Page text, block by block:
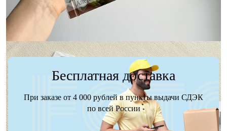
Бесплатная доставка
При заказе от 4 000 рублей в пункты выдачи СДЭК
по всей России